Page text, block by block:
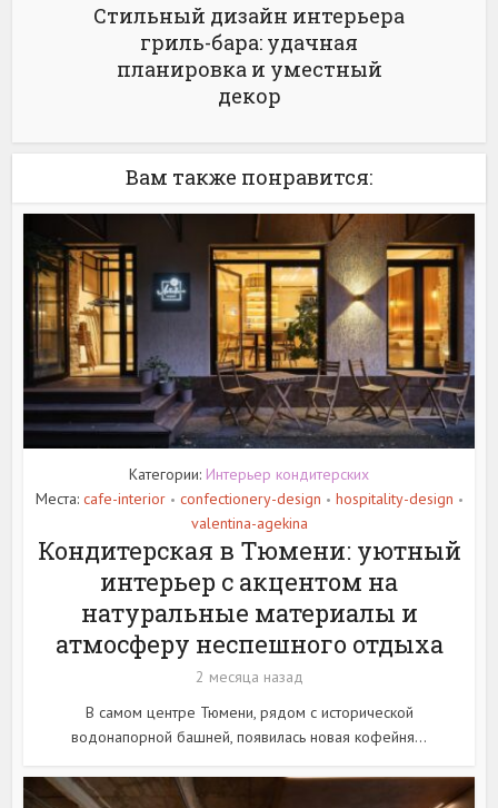
Стильный дизайн интерьера
гриль-бара: удачная
планировка и уместный
декор
Вам также понравится:
Категории: Интерьер кондитерских
Места: cafe-interior • confectionery-design • hospitality-design •
valentina-agekina
Кондитерская в Тюмени: уютный
интерьер с акцентом на
натуральные материалы и
атмосферу неспешного отдыха
2 месяца назад
В самом центре Тюмени, рядом с исторической
водонапорной башней, появилась новая кофейня...